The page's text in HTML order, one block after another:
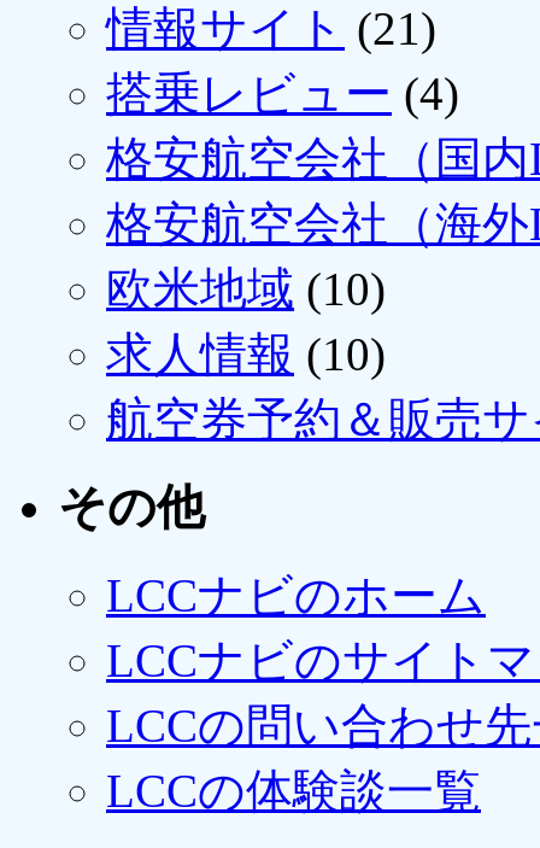
情報サイト (21)
搭乗レビュー (4)
格安航空会社（国
格安航空会社（海
欧米地域 (10)
求人情報 (10)
航空券予約＆販売
その他
LCCナビのホーム
LCCナビのサイト
LCCの問い合わせ
LCCの体験談一覧